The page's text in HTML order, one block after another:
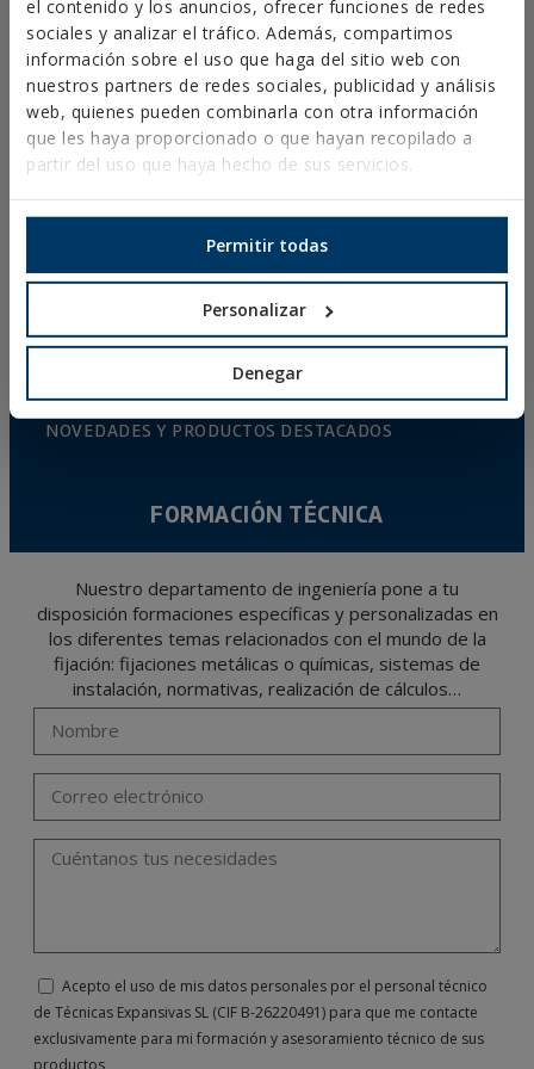
el contenido y los anuncios, ofrecer funciones de redes
sociales y analizar el tráfico. Además, compartimos
información sobre el uso que haga del sitio web con
nuestros partners de redes sociales, publicidad y análisis
web, quienes pueden combinarla con otra información
que les haya proporcionado o que hayan recopilado a
partir del uso que haya hecho de sus servicios.
Permitir todas
Personalizar
Denegar
ABRAZADERAS PLÁSTICAS
PERFILERÍA Y SOPORTACIÓN
SISTEMAS DE INSTALACIÓN Y FIJACIONES PARA
PANELES SOLARES
AUTOSERVICIO
CATÁLOGO ONLINE
ACCESO A DESCARGAS
NOVEDADES Y PRODUCTOS DESTACADOS
FORMACIÓN TÉCNICA
Nuestro departamento de ingeniería pone a tu
disposición formaciones específicas y personalizadas en
los diferentes temas relacionados con el mundo de la
fijación: fijaciones metálicas o químicas, sistemas de
instalación, normativas, realización de cálculos…
Acepto el uso de mis datos personales por el personal técnico
de Técnicas Expansivas SL (CIF B-26220491) para que me contacte
exclusivamente para mi formación y asesoramiento técnico de sus
productos